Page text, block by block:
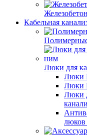
Кабельная
Люки для
Люки
Люки
Люки